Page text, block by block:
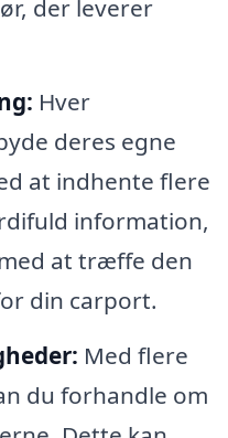
der leverer
Hver
deres egne
at indhente flere
information,
at træffe den
din carport.
Med flere
du forhandle om